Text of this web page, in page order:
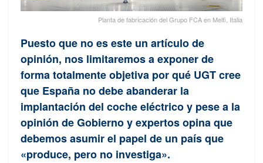
Planta de fabricación del Grupo FCA en Melfi, Italia
Puesto que no es este un artículo de
opinión, nos limitaremos a exponer de
forma totalmente objetiva por qué UGT cree
que España no debe abanderar la
implantación del coche eléctrico y pese a la
opinión de Gobierno y expertos opina que
debemos asumir el papel de un país que
«produce, pero no investiga».